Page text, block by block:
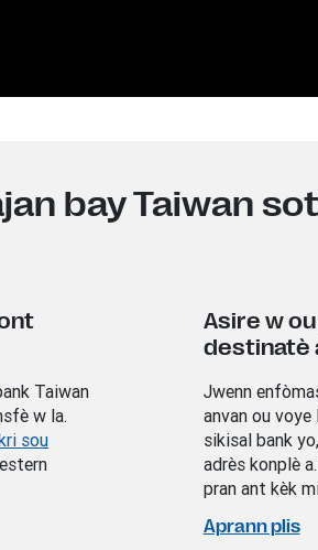
bay Taiwan
Taiwan
w la.
sou
Asire w
destinatè
Jwenn
anvan ou voye
sikisal bank
adrès konplè
pran ant kèk
Aprann plis